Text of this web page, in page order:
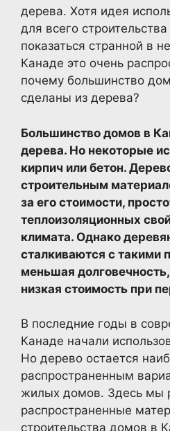
дерева. Хотя идея
для всего
показаться странной в
Канаде это очень
почему большинство
сделаны из дерева?
Большинство домов в
дерева. Но некоторые
кирпич или бетон.
строительным
за его стоимости,
теплоизоляционных
климата. Однако
сталкиваются с такими
меньшая
низкая стоимость при
В последние годы в
Канаде начали
Но дерево остается
распространенным
жилых домов. Здесь мы
распространенные
строительства домов в